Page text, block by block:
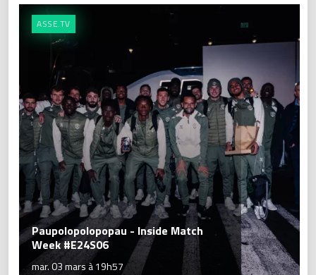
ASSE.TV
Paupolopolopopau - Inside Match
Week #E24S06
mar. 03 mars à 19h57